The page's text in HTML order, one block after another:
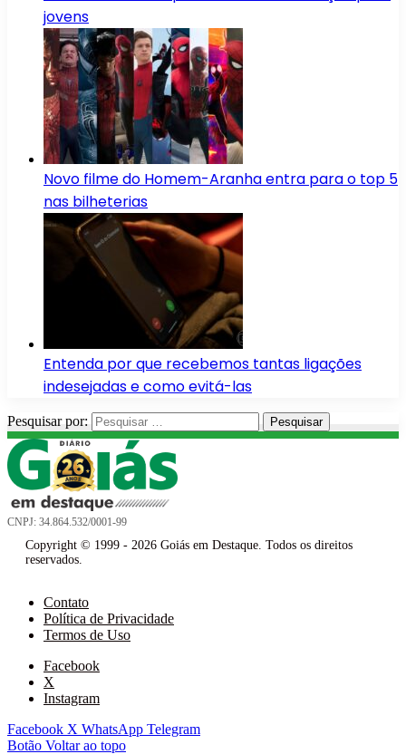
jovens
Novo filme do Homem-Aranha entra para o top 5
nas bilheterias
Entenda por que recebemos tantas ligações
indesejadas e como evitá-las
Pesquisar por:
CNPJ: 34.864.532/0001-99
Copyright © 1999 - 2026 Goiás em Destaque. Todos os direitos
reservados.
Contato
Política de Privacidade
Termos de Uso
Facebook
X
Instagram
Facebook X WhatsApp Telegram
Botão Voltar ao topo